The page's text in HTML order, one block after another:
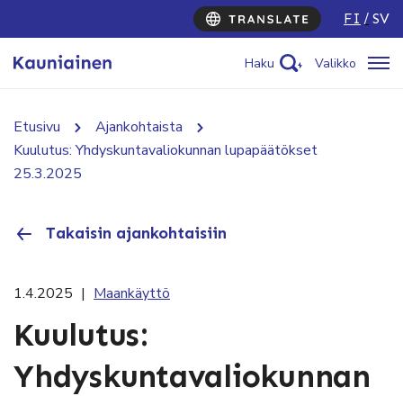
FI SV
Haku Valikko
Etusivu
Ajankohtaista
Kuulutus: Yhdyskuntavaliokunnan lupapäätökset
25.3.2025
Takaisin ajankohtaisiin
1.4.2025 | Maankäyttö
Kuulutus:
Yhdyskuntavaliokunnan